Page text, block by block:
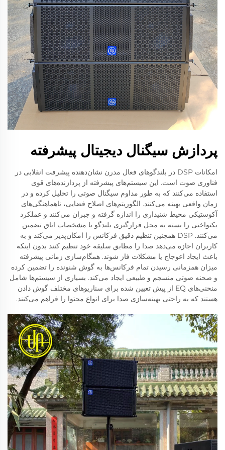
پردازش سیگنال دیجیتال پیشرفته
امکانات DSP در بلندگوهای فعال مدرن نشان‌دهنده پیشرفت انقلابی در
فناوری صوت است. این سیستم‌های پیشرفته از پردازنده‌های قوی
استفاده می‌کنند که به طور مداوم سیگنال صوتی را تحلیل کرده و در
زمان واقعی بهینه می‌کنند. الگوریتم‌های اصلاح فضایی، ناهماهنگی‌های
آکوستیکی محیط شنیداری را اندازه گرفته و جبران می‌کنند و عملکرد
یکنواختی را بسته به محل قرارگیری بلندگو یا مشخصات اتاق تضمین
می‌کنند. DSP همچنین تنظیم دقیق فرکانس را امکان‌پذیر می‌کند و به
کاربران اجازه می‌دهد صدا را مطابق سلیقه خود تنظیم کنند بدون اینکه
باعث ایجاد اعوجاج یا مشکلات فاز شوند. همگام‌سازی زمانی پیشرفته
میزان همزمانی رسیدن تمام فرکانس‌ها به گوش شنونده را تضمین کرده
و صحنه صوتی منسجم و طبیعی ایجاد می‌کند. بسیاری از سیستم‌ها شامل
منحنی‌های EQ از پیش تعیین شده برای سناریوهای مختلف گوش دادن
هستند که به راحتی بهینه‌سازی صدا برای انواع محتوا را فراهم می‌کنند.